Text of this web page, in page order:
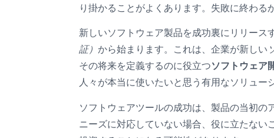
り掛かることがよくあります。失敗に終わる
新しいソフトウェア製品を成功裏にリリース
証）から始まります。これは、企業が新しい
その将来を定義するのに役立つソフトウェア
人々が本当に使いたいと思う有用なソリュー
ソフトウェアツールの成功は、製品の当初
ニーズに対応していない場合、役に立たな